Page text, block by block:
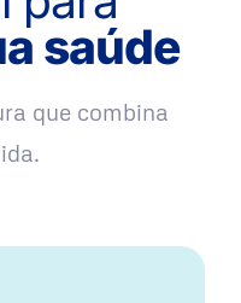
saúde
que combina